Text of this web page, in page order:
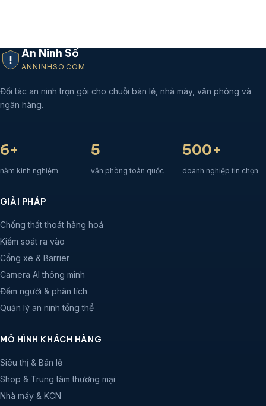
An Ninh Số
ANNINHSO.COM
Đối tác an ninh trọn gói cho chuỗi bán lẻ, nhà máy, văn phòng và
ngân hàng.
6+
năm kinh nghiệm
5
văn phòng toàn quốc
500+
doanh nghiệp tin chọn
GIẢI PHÁP
Chống thất thoát hàng hoá
Kiểm soát ra vào
Cổng xe & Barrier
Camera AI thông minh
Đếm người & phân tích
Quản lý an ninh tổng thể
MÔ HÌNH KHÁCH HÀNG
Siêu thị & Bán lẻ
Shop & Trung tâm thương mại
Nhà máy & KCN